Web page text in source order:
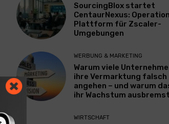
SourcingBlox startet
CentaurNexus:
Plattform für Zscaler-
Umgebungen
WERBUNG & MARKETING
Warum viele
ihre Vermarktung falsch
angehen – und warum
ihr Wachstum ausbremst
WIRTSCHAFT